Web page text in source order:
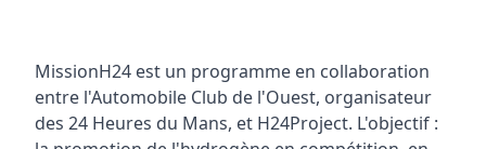
MissionH24 est un programme en collaboration
entre l'Automobile Club de l'Ouest, organisateur
des 24 Heures du Mans, et H24Project. L'objectif :